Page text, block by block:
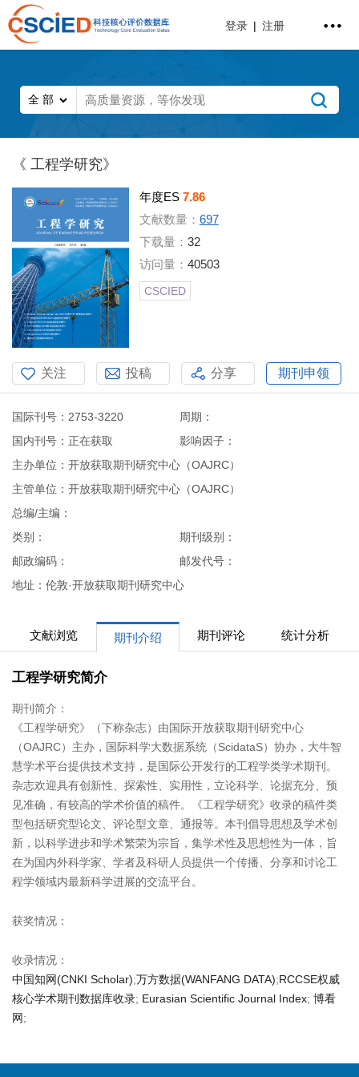
登录 | 注册
《 工程学研究》
年度ES 7.86
文献数量： 697
下载量： 32
访问量： 40503
CSCIED
关注 投稿 分享 期刊申领
国际刊号：2753-3220
周期：
国内刊号：正在获取
影响因子：
主办单位：开放获取期刊研究中心（OAJRC）
主管单位：开放获取期刊研究中心（OAJRC）
总编/主编：
类别：
期刊级别：
邮政编码：
邮发代号：
地址：伦敦·开放获取期刊研究中心
文献浏览 期刊介绍 期刊评论 统计分析
工程学研究简介
期刊简介：
《工程学研究》（下称杂志）由国际开放获取期刊研究中心
（OAJRC）主办，国际科学大数据系统（ScidataS）协办，大牛智
慧学术平台提供技术支持，是国际公开发行的工程学类学术期刊。
杂志欢迎具有创新性、探索性、实用性，立论科学、论据充分、预
见准确，有较高的学术价值的稿件。《工程学研究》收录的稿件类
型包括研究型论文、评论型文章、通报等。本刊倡导思想及学术创
新，以科学进步和学术繁荣为宗旨，集学术性及思想性为一体，旨
在为国内外科学家、学者及科研人员提供一个传播、分享和讨论工
程学领域内最新科学进展的交流平台。
获奖情况：
收录情况：
中国知网(CNKI Scholar);万方数据(WANFANG DATA);RCCSE权威
核心学术期刊数据库收录; Eurasian Scientific Journal Index; 博看
网;